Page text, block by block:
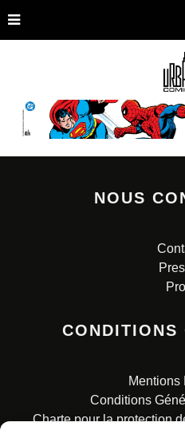
NOUS
CONDITIONS
Mentions
Conditions
Charte pour la protection